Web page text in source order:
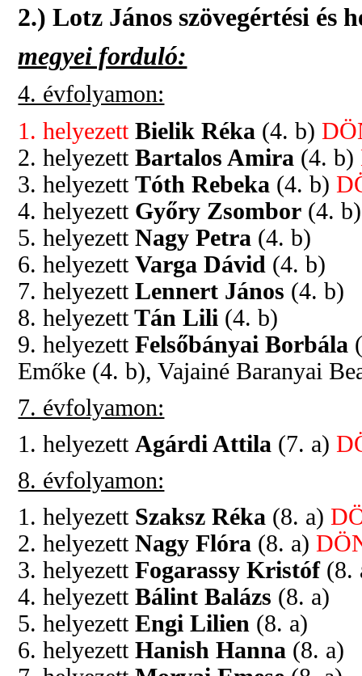
2.) Lotz János szövegértési és
megyei forduló:
4. évfolyamon:
1. helyezettBielik Réka (4. b)
2. helyezettBartalos Amira (4. b)
3. helyezettTóth Rebeka (4. b)
4. helyezett Győry Zsombor (4. b)
5. helyezettNagy Petra (4. b)
6. helyezettVarga Dávid (4. b)
7. helyezettLennert János (4. b)
8. helyezettTán Lili (4. b)
9. helyezettFelsőbányai Borbála
Emőke (4. b), Vajainé Baranyai
7. évfolyamon:
1. helyezettAgárdi Attila (7. a)
8. évfolyamon:
1. helyezett Szaksz Réka (8. a)
2. helyezettNagy Flóra (8. a)
3. helyezettFogarassy Kristóf (8.
4. helyezettBálint Balázs (8. a)
5. helyezettEngi Lilien (8. a)
6. helyezettHanish Hanna (8. a)